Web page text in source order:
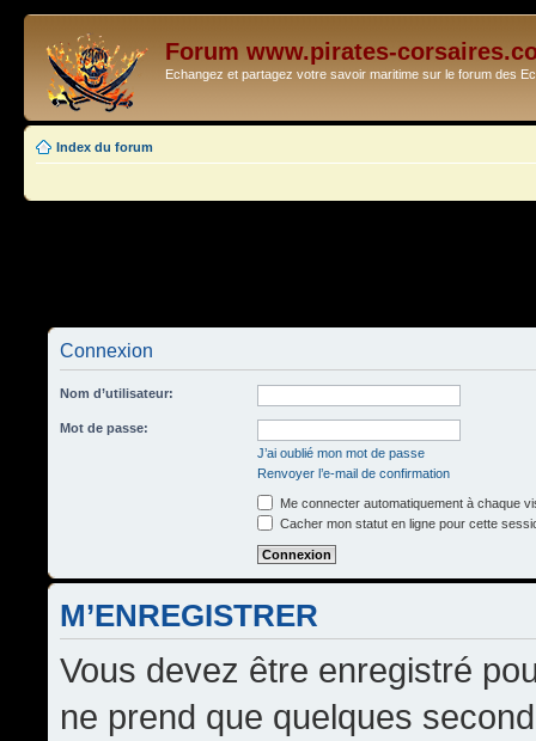
Forum www.pirates-
Echangez et partagez votre savoir maritime sur le forum des
Index du forum
Connexion
Nom d’utilisateur:
Mot de passe:
J’ai oublié mon mot de passe
Renvoyer l’e-mail de confirmation
Me connecter automatiquement à chaque
Cacher mon statut en ligne pour cette
M’ENREGISTRER
Vous devez être enregistré
ne prend que quelques